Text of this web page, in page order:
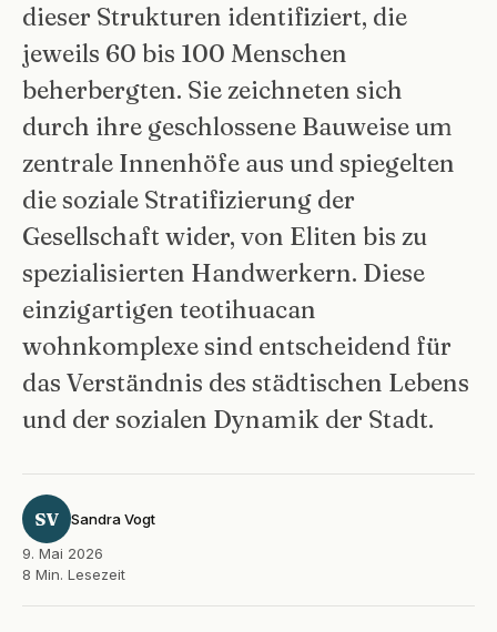
dieser Strukturen identifiziert, die
jeweils 60 bis 100 Menschen
beherbergten. Sie zeichneten sich
durch ihre geschlossene Bauweise um
zentrale Innenhöfe aus und spiegelten
die soziale Stratifizierung der
Gesellschaft wider, von Eliten bis zu
spezialisierten Handwerkern. Diese
einzigartigen teotihuacan
wohnkomplexe sind entscheidend für
das Verständnis des städtischen Lebens
und der sozialen Dynamik der Stadt.
SV
Sandra Vogt
9. Mai 2026
8 Min. Lesezeit